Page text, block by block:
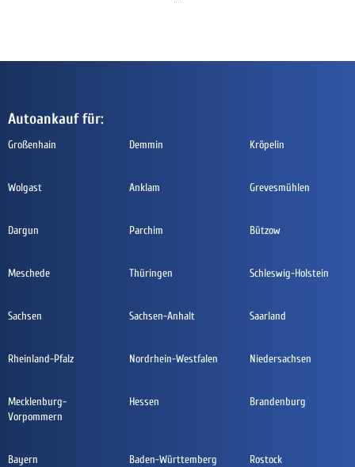
Autoankauf für:
Großenhain Demmin Kröpelin
Wolgast Anklam Grevesmühlen
Dargun Parchim Bützow
Meschede Thüringen Schleswig-Holstein
Sachsen Sachsen-Anhalt Saarland
Rheinland-Pfalz Nordrhein-Westfalen Niedersachsen
Mecklenburg-
Vorpommern
Hessen Brandenburg
Bayern Baden-Württemberg Rostock